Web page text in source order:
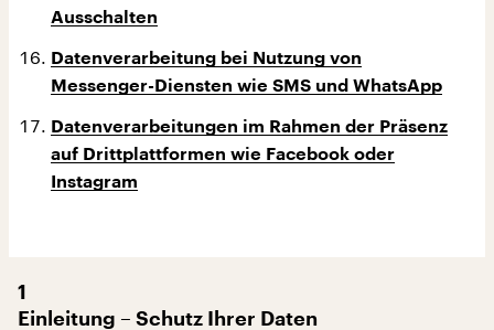
Ausschalten
Datenverarbeitung bei Nutzung von
Messenger-Diensten wie SMS und WhatsApp
Datenverarbeitungen im Rahmen der Präsenz
auf Drittplattformen wie Facebook oder
Instagram
1
Einleitung – Schutz Ihrer Daten